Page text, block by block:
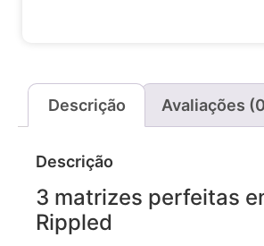
Descrição Avaliações
Descrição
3 matrizes perfeitas
Rippled